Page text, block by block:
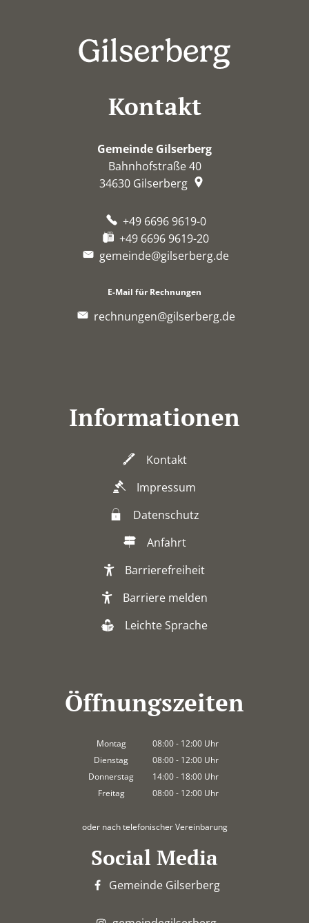
Kontakt
Gemeinde Gilserberg
Bahnhofstraße 40
34630 Gilserberg
+49 6696 9619-0
+49 6696 9619-20
gemeinde@gilserberg.de
E-Mail für Rechnungen
rechnungen@gilserberg.de
Informationen
Kontakt
Impressum
Datenschutz
Anfahrt
Barrierefreiheit
Barriere melden
Leichte Sprache
Öffnungszeiten
Montag 08:00- 12:00 Uhr
Von 08:00 bis 12:00 Uhr
Dienstag 08:00- 12:00 Uhr
Von 08:00 bis 12:00 Uhr
Donnerstag 14:00- 18:00 Uhr
Von 14:00 bis 18:00 Uhr
Freitag 08:00- 12:00 Uhr
oder nach telefonischer Vereinbarung
Social Media
Gemeinde Gilserberg